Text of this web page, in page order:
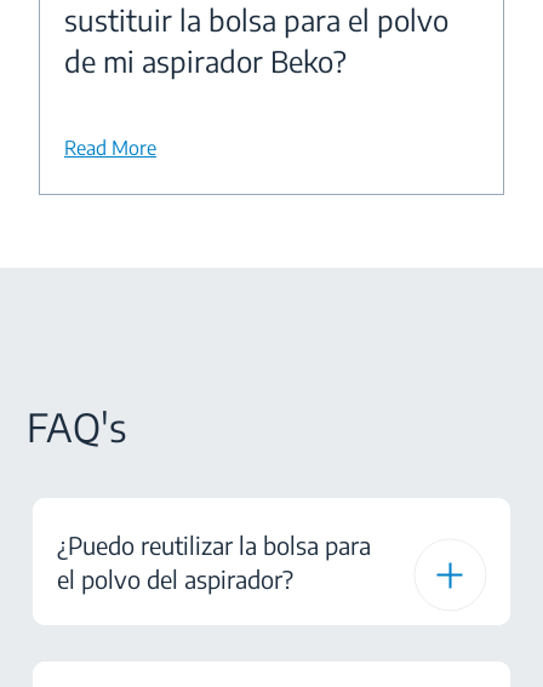
sustituir la bolsa para el polvo
de mi aspirador Beko?
Read More
FAQ's
¿Puedo reutilizar la bolsa para
el polvo del aspirador?